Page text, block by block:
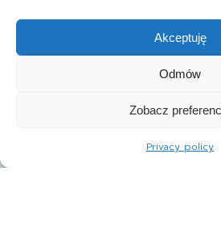
Akceptuję
Odmów
Zobacz
Privacy policy